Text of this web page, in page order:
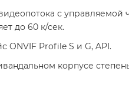
с управляемой
до 60 к/сек.
Profile S и G, API.
корпусе